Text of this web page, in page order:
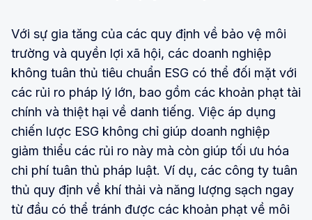
Với sự gia tăng của các quy định về bảo vệ môi
trường và quyền lợi xã hội, các doanh nghiệp
không tuân thủ tiêu chuẩn ESG có thể đối mặt với
các rủi ro pháp lý lớn, bao gồm các khoản phạt tài
chính và thiệt hại về danh tiếng. Việc áp dụng
chiến lược ESG không chỉ giúp doanh nghiệp
giảm thiểu các rủi ro này mà còn giúp tối ưu hóa
chi phí tuân thủ pháp luật. Ví dụ, các công ty tuân
thủ quy định về khí thải và năng lượng sạch ngay
từ đầu có thể tránh được các khoản phạt về môi